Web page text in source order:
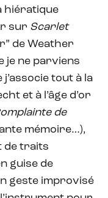
hiératique
sur Scarlet
de Weather
je ne parviens
tout à la
et à l’âge d’or
de
mémoire…),
de traits
guise de
geste improvisé